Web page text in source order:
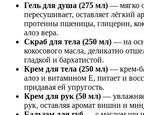
Гель для душа (275 мл) — мягко
пересушивает, оставляет лёгкий
протеины пшеницы, глицерин,
алоэ вера.
Скраб для тела (250 мл) — на
кокосового масла, деликатно
гладкой и бархатистой.
Крем для тела (250 мл) — крем-
алоэ и витамином Е, питает и
придавая ей упругость.
Крем для рук (50 мл) —
рук, оставляя аромат вишни и